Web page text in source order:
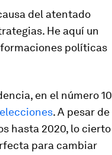
del atentado
He aquí un
formaciones políticas
en el número 10
. A pesar de
hasta 2020, lo cierto
para cambiar